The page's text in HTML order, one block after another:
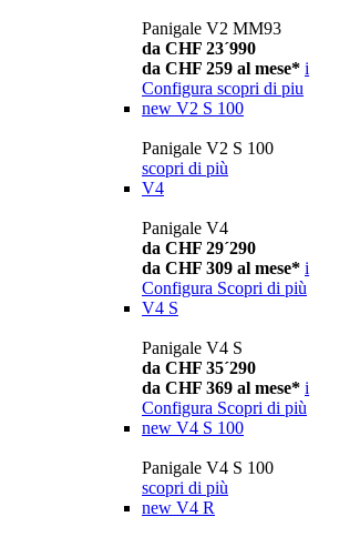
Panigale V2 MM93
da CHF 23´990
da CHF 259 al mese* i
Configura scopri di piu
new V2 S 100
Panigale V2 S 100
scopri di più
V4
Panigale V4
da CHF 29´290
da CHF 309 al mese* i
Configura Scopri di più
V4 S
Panigale V4 S
da CHF 35´290
da CHF 369 al mese* i
Configura Scopri di più
new V4 S 100
Panigale V4 S 100
scopri di più
new V4 R